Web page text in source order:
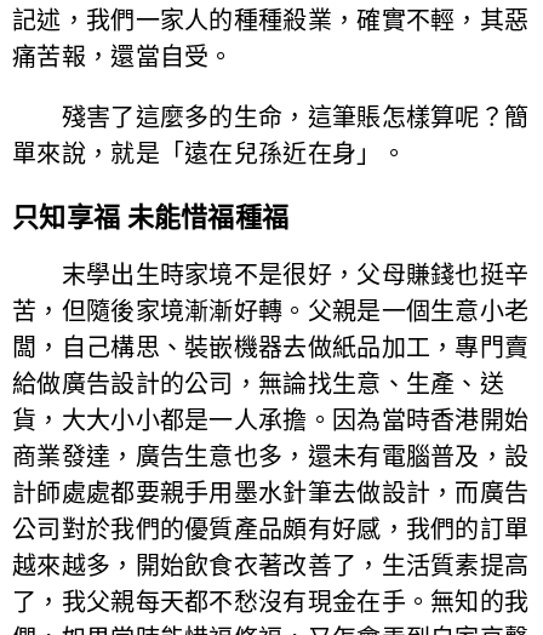
記述，我們一家人的種種殺業，確實不輕，其惡
痛苦報，還當自受。
殘害了這麼多的生命，這筆賬怎樣算呢？簡
單來說，就是「遠在兒孫近在身」。
只知享福 未能惜福種福
末學出生時家境不是很好，父母賺錢也挺辛
苦，但隨後家境漸漸好轉。父親是一個生意小老
闆，自己構思、裝嵌機器去做紙品加工，專門賣
給做廣告設計的公司，無論找生意、生產、送
貨，大大小小都是一人承擔。因為當時香港開始
商業發達，廣告生意也多，還未有電腦普及，設
計師處處都要親手用墨水針筆去做設計，而廣告
公司對於我們的優質產品頗有好感，我們的訂單
越來越多，開始飲食衣著改善了，生活質素提高
了，我父親每天都不愁沒有現金在手。無知的我